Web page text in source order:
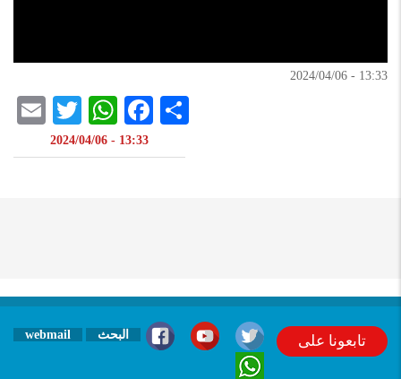
Share
Facebook
13:33 - 2024/04/06
13:33 - 2024/04/06
البحث webmail تابعونا على